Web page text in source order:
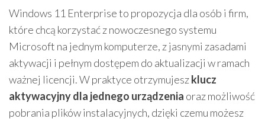
Windows 11 Enterprise to propozycja dla osób i firm,
które chcą korzystać z nowoczesnego systemu
Microsoft na jednym komputerze, z jasnymi zasadami
aktywacji i pełnym dostępem do aktualizacji w ramach
ważnej licencji. W praktyce otrzymujeszklucz
aktywacyjny dla jednego urządzenia oraz możliwość
pobrania plików instalacyjnych, dzięki czemu możesz